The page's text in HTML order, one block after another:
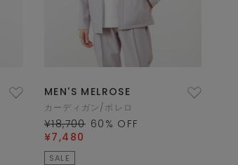
MEN'S MELROSE
カーディガン/ボレロ
¥18,700 60 % OFF
¥7,480
SALE